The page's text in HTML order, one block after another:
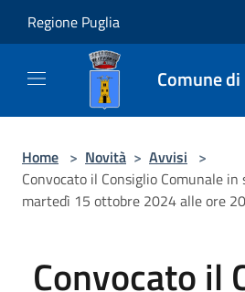
Regione Puglia
Comune
Home > Novità > Avvisi >
Convocato il Consiglio Comunale
martedì 15 ottobre 2024 alle ore
Convocato il